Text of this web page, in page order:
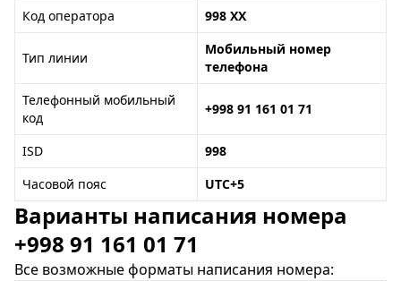
Код оператора
998 XX
Тип линии
Мобильный номер
телефона
Телефонный мобильный
код
+998 91 161 01 71
ISD
998
Часовой пояс
UTC+5
Варианты написания номера
+998 91 161 01 71
Все возможные форматы написания номера: